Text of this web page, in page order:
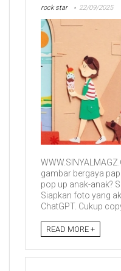
rock star 22/09/2025
gambar bergaya
pop up anak-anak?
Siapkan foto yang
ChatGPT. Cukup copy
READ MORE +